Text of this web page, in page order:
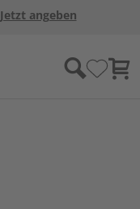
Jetzt angeben